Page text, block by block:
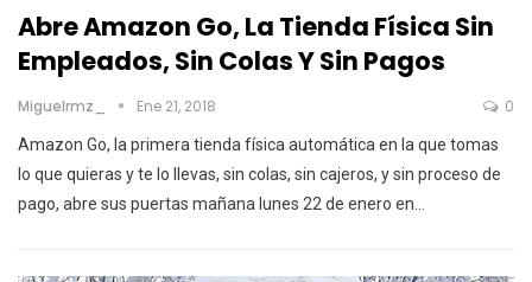
Abre Amazon Go, La Tienda Física Sin
Empleados, Sin Colas Y Sin Pagos
Miguelrmz_ Ene 21, 2018 0
Amazon Go, la primera tienda física automática en la que tomas
lo que quieras y te lo llevas, sin colas, sin cajeros, y sin proceso de
pago, abre sus puertas mañana lunes 22 de enero en…